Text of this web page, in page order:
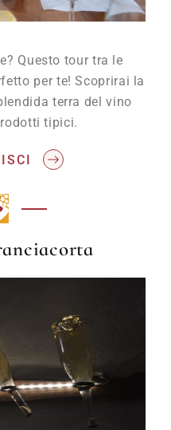
Questo tour tra le
per te! Scoprirai la
terra del vino
tipici.